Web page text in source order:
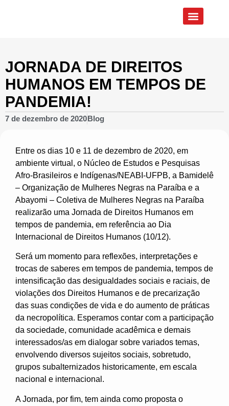
JORNADA DE DIREITOS
HUMANOS EM TEMPOS DE
PANDEMIA!
7 de dezembro de 2020Blog
Entre os dias 10 e 11 de dezembro de 2020, em
ambiente virtual, o Núcleo de Estudos e Pesquisas
Afro-Brasileiros e Indígenas/NEABI-UFPB, a Bamidelê
– Organização de Mulheres Negras na Paraíba e a
Abayomi – Coletiva de Mulheres Negras na Paraíba
realizarão uma Jornada de Direitos Humanos em
tempos de pandemia, em referência ao Dia
Internacional de Direitos Humanos (10/12).
Será um momento para reflexões, interpretações e
trocas de saberes em tempos de pandemia, tempos de
intensificação das desigualdades sociais e raciais, de
violações dos Direitos Humanos e de precarização
das suas condições de vida e do aumento de práticas
da necropolítica. Esperamos contar com a participação
da sociedade, comunidade acadêmica e demais
interessados/as em dialogar sobre variados temas,
envolvendo diversos sujeitos sociais, sobretudo,
grupos subalternizados historicamente, em escala
nacional e internacional.
A Jornada, por fim, tem ainda como proposta o